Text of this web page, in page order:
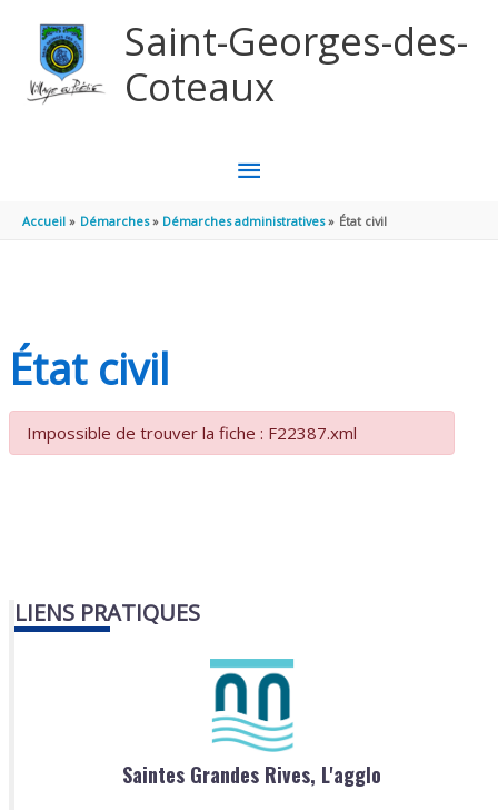
Saint-Georges-des-
Coteaux
MENU
PRINCIPAL
Accueil Démarches Démarches administratives État civil
État civil
Impossible de trouver la fiche : F22387.xml
LIENS PRATIQUES
Saintes Grandes Rives, L'agglo